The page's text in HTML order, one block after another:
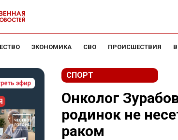
ЭКОНОМИКА СВО ПРОИСШЕСТВИЯ
СПОРТ
Онколог
родинок не
раком